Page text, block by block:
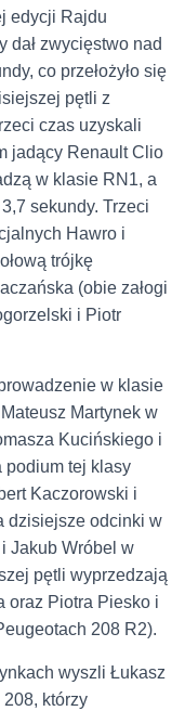
edycji Rajdu
dał zwycięstwo nad
co przełożyło się
pętli z
czas uzyskali
jadący Renault Clio
w klasie RN1, a
sekundy. Trzeci
Hawro i
trójkę
(obie załogi
i Piotr
w klasie
Martynek w
Kucińskiego i
podium tej klasy
Kaczorowski i
dzisiejsze odcinki w
Jakub Wróbel w
pętli wyprzedzają
oraz Piotra Piesko i
208 R2).
wyszli Łukasz
którzy